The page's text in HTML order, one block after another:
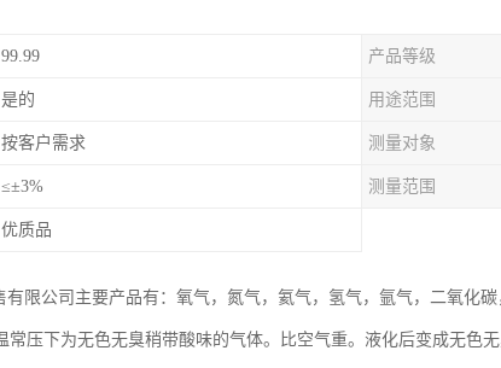
99.99 产品等级
是的 用途范围
按客户需求 测量对象
≤±3% 测量范围
优质品
限公司主要产品有：氧气，氮气，氦气，氢气，氩气，二氧化碳
常压下为无色无臭稍带酸味的气体。比空气重。液化后变成无色